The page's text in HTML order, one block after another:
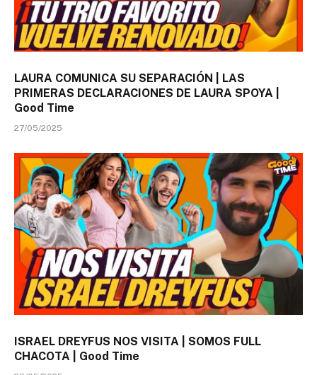
LAURA COMUNICA SU SEPARACIÓN | LAS
PRIMERAS DECLARACIONES DE LAURA SPOYA |
Good Time
27/05/2025
ISRAEL DREYFUS NOS VISITA | SOMOS FULL
CHACOTA | Good Time